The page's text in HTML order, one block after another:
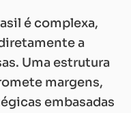
é complexa,
a
Uma estrutura
margens,
embasadas